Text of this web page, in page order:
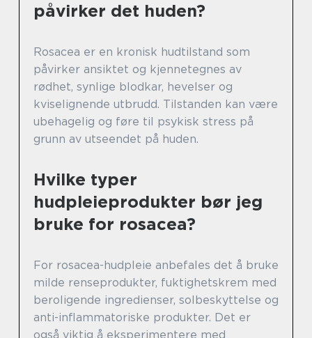
påvirker det huden?
Rosacea er en kronisk hudtilstand som
påvirker ansiktet og kjennetegnes av
rødhet, synlige blodkar, hevelser og
kviselignende utbrudd. Tilstanden kan være
ubehagelig og føre til psykisk stress på
grunn av utseendet på huden.
Hvilke typer
hudpleieprodukter bør jeg
bruke for rosacea?
For rosacea-hudpleie anbefales det å bruke
milde renseprodukter, fuktighetskrem med
beroligende ingredienser, solbeskyttelse og
anti-inflammatoriske produkter. Det er
også viktig å eksperimentere med